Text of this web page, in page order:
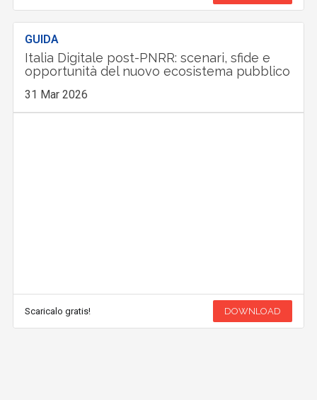
GUIDA
Italia Digitale post-PNRR: scenari, sfide e
opportunità del nuovo ecosistema pubblico
31 Mar 2026
Scaricalo gratis! DOWNLOAD